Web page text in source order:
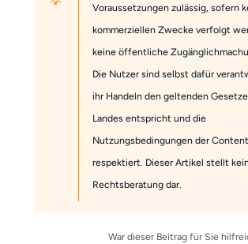
Voraussetzungen zulässig, sofern
kommerziellen Zwecke verfolgt
keine öffentliche
Die Nutzer sind selbst dafür
ihr Handeln den geltenden
Landes entspricht und die
Nutzungsbedingungen der
respektiert. Dieser Artikel stellt
Rechtsberatung dar.
War dieser Beitrag für Sie